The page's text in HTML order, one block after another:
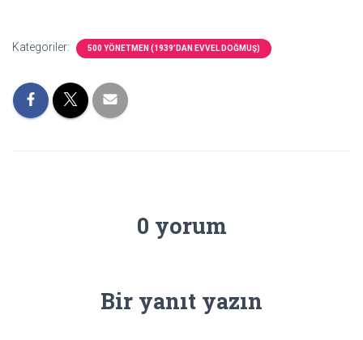
Kategoriler: 500 YÖNETMEN (1939’DAN EVVEL DOĞMUŞ)
0 yorum
Bir yanıt yazın